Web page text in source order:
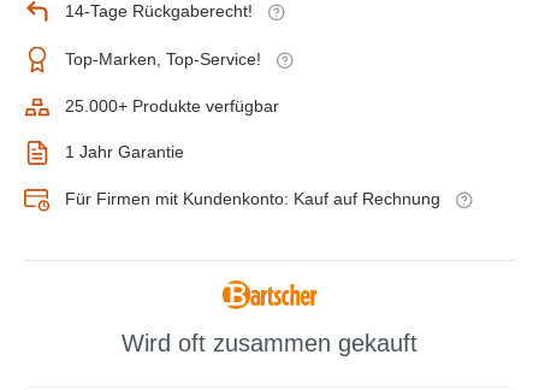
14-Tage Rückgaberecht!
Top-Marken, Top-Service!
25.000+ Produkte verfügbar
1 Jahr Garantie
Für Firmen mit Kundenkonto: Kauf auf Rechnung
Wird oft zusammen gekauft